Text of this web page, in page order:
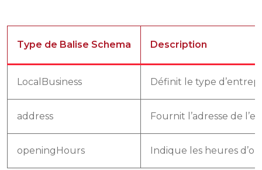
Type de Balise Schema Description
LocalBusiness Définit le type
address Fournit l’adresse de
openingHours Indique les heures